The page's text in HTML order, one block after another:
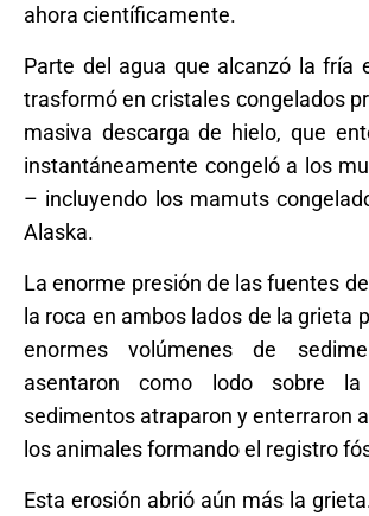
ahora científicamente.
Parte del agua que alcanzó la fría
trasformó en cristales congelados
masiva descarga de hielo, que
instantáneamente congeló a los
– incluyendo los mamuts
Alaska.
La enorme presión de las fuentes
la roca en ambos lados de la grieta
enormes volúmenes de
asentaron como lodo sobre
sedimentos atraparon y enterraron
los animales formando el registro
Esta erosión abrió aún más la